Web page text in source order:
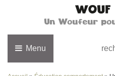
Un Woufeur
Menu